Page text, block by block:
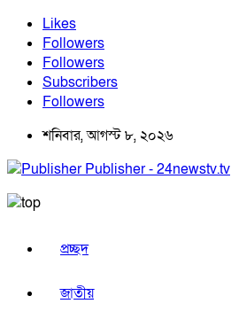
Likes
Followers
Followers
Subscribers
Followers
শনিবার, আগস্ট ৮, ২০২৬
Publisher - 24newstv.tv
প্রচ্ছদ
জাতীয়